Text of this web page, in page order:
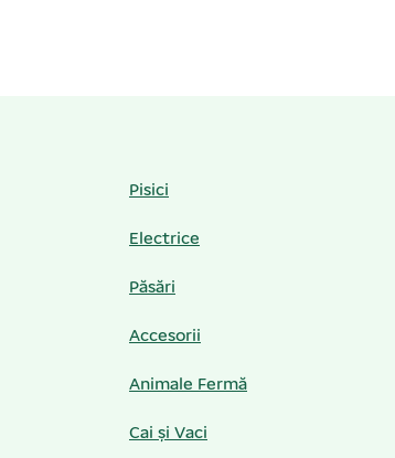
Pisici
Electrice
Păsări
Accesorii
Animale Fermă
Cai și Vaci